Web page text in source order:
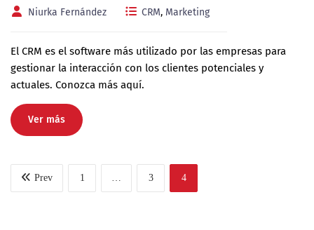
Niurka Fernández CRM, Marketing
El CRM es el software más utilizado por las empresas para
gestionar la interacción con los clientes potenciales y
actuales. Conozca más aquí.
Ver más
Prev 1 … 3 4